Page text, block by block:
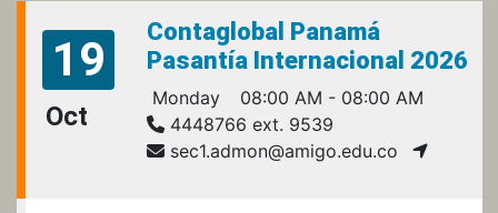
19
Oct
Contaglobal Panamá
Pasantía Internacional 2026
Monday
08:00 AM - 08:00 AM
4448766 ext. 9539
sec1.admon@amigo.edu.co